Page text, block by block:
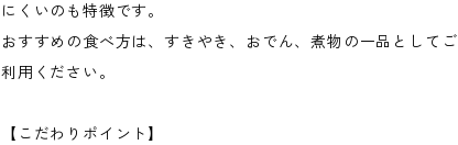
にくいのも特徴です。
おすすめの食べ方は、すきやき、おでん、煮物の一品としてご
利用ください。
【こだわりポイント】